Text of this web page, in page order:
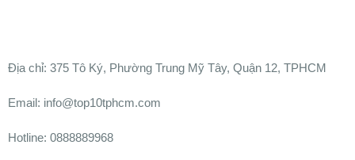
Ðịa chỉ: 375 Tô Ký, Phường Trung Mỹ Tây, Quận 12, TPHCM
Email: info@top10tphcm.com
Hotline: 0888889968